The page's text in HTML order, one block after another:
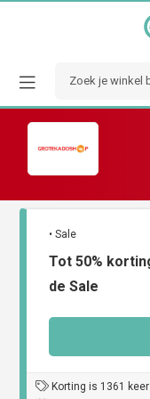
• Sale
Tot 50%
de Sale
Korting is 1361